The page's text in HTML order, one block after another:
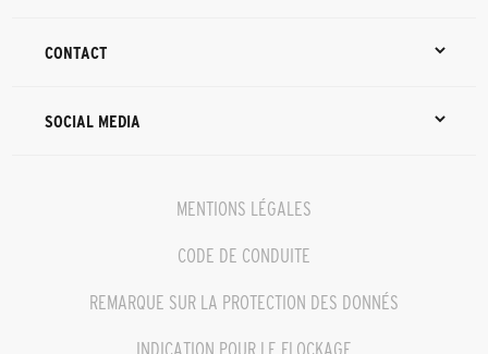
CONTACT
SOCIAL MEDIA
MENTIONS LÉGALES
CODE DE CONDUITE
REMARQUE SUR LA PROTECTION DES DONNÉS
INDICATION POUR LE FLOCKAGE